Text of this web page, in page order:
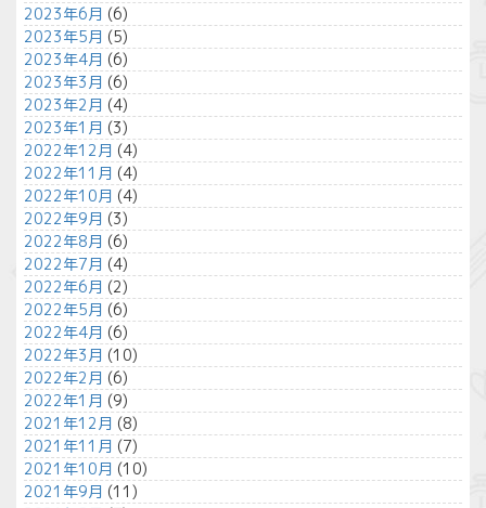
2023年6月 (6)
2023年5月 (5)
2023年4月 (6)
2023年3月 (6)
2023年2月 (4)
2023年1月 (3)
2022年12月 (4)
2022年11月 (4)
2022年10月 (4)
2022年9月 (3)
2022年8月 (6)
2022年7月 (4)
2022年6月 (2)
2022年5月 (6)
2022年4月 (6)
2022年3月 (10)
2022年2月 (6)
2022年1月 (9)
2021年12月 (8)
2021年11月 (7)
2021年10月 (10)
2021年9月 (11)